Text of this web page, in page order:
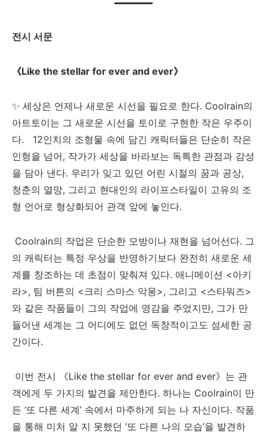
전시 서문
《Like the stellar for ever and ever》
✨ 세상은 언제나 새로운 시선을 필요로 한다. Coolrain의
아트토이는 그 새로운 시선을 토이로 구현한 작은 우주이
다. 12인치의 조형물 속에 담긴 캐릭터들은 단순히 작은
인형을 넘어, 작가가 세상을 바라보는 독특한 관점과 감성
을 담아 낸다. 우리가 잊고 있던 어린 시절의 꿈과 공상,
청춘의 열망, 그리고 현대인의 라이프스타일이 고유의 조
형 언어로 형상화되어 관객 앞에 놓인다.
Coolrain의 작업은 단순한 모방이나 재현을 넘어선다. 그
의 캐릭터는 특정 우상을 반영하기보다 완전히 새로운 세
계를 창조하는 데 초점이 맞춰져 있다. 애니메이션 <아키
라>, 팀 버튼의 <크리 스마스 악몽>, 그리고 <스타워즈>
와 같은 작품들이 그의 작업에 영감을 주었지만, 그가 만
들어낸 세계는 그 어디에도 없던 독창적이고도 섬세한 공
간이다.
이번 전시 《Like the stellar for ever and ever》는 관
객에게 두 가지의 발견을 제안한다. 하나는 Coolrain이 만
든 ‘또 다른 세계’ 속에서 마주하게 되는 나 자신이다. 작품
을 통해 미처 알 지 못했던 ‘또 다른 나의 모습’을 발견하